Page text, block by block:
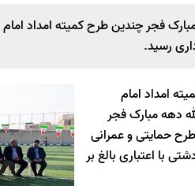
فجر چندین طرح کمیته امداد
امداد امام
دهه مبارک فجر
حمایتی و عمرانی
با اعتباری بالغ بر